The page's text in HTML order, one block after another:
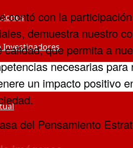
Investigadores
contó con la
demuestra nuestro
calidad, que permita a
necesarias
un impacto positivo
del Pensamiento